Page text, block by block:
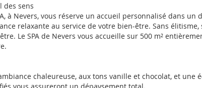
des sens
à Nevers, vous réserve un accueil personnalisé dans
relaxante au service de votre bien-être. Sans
Le SPA de Nevers vous accueille sur 500 m²
chaleureuse, aux tons vanille et chocolat, et une